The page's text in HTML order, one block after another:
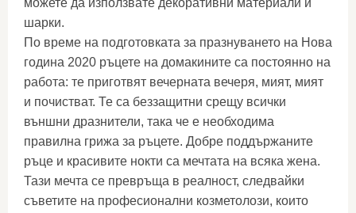
можете да използвате декоративни материали и
шарки.
По време на подготовката за празнуването на Нова
година 2020 ръцете на домакините са постоянно на
работа: те приготвят вечерната вечеря, мият, мият
и почистват. Те са беззащитни срещу всички
външни дразнители, така че е необходима
правилна грижа за ръцете. Добре поддържаните
ръце и красивите нокти са мечтата на всяка жена.
Тази мечта се превръща в реалност, следвайки
съветите на професионални козметолози, които